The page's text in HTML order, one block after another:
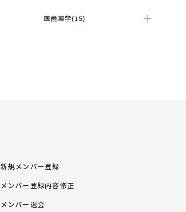
医歯薬学(15)
新規メンバー登録
メンバー登録内容修正
メンバー退会